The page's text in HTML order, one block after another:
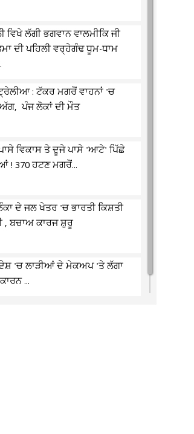
ਵਿਖੇ ਲੱਗੀ ਭਗਵਾਨ ਵਾਲਮੀਕਿ ਜੀ
ਦੀ ਪਹਿਲੀ ਵਰ੍ਹੇਗੰਢ ਧੂਮ-ਧਾਮ
: ਟੱਕਰ ਮਗਰੋਂ ਵਾਹਨਾਂ 'ਚ
ਪੰਜ ਲੋਕਾਂ ਦੀ ਮੌਤ
ਵਿਕਾਸ ਤੇ ਦੂਜੇ ਪਾਸੇ 'ਆਟੇ' ਪਿੱਛੇ
! 370 ਹਟਣ ਮਗਰੋਂ...
ਦੇ ਜਲ ਖੇਤਰ 'ਚ ਭਾਰਤੀ ਕਿਸ਼ਤੀ
, ਬਚਾਅ ਕਾਰਜ ਸ਼ੁਰੂ
'ਚ ਲਾੜੀਆਂ ਦੇ ਮੇਕਅਪ 'ਤੇ ਲੱਗਾ
...